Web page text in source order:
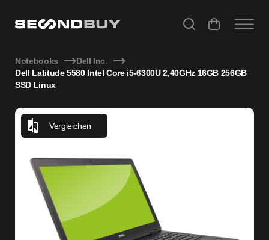
Notebooks
Dell Inc.
Dell Latitude 5580 Intel Core i5-6300U 2,40GHz 16GB 256GB
SSD Linux
Vergleichen